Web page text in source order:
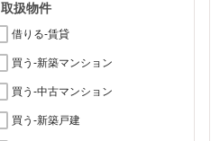
取扱物件
借りる-賃貸
買う-新築マンション
買う-中古マンション
買う-新築戸建